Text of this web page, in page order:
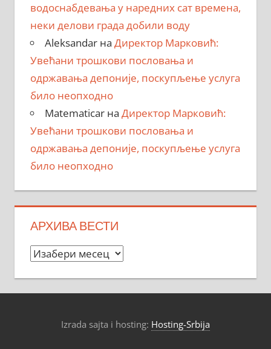
водоснабдевања у наредних сат времена,
неки делови града добили воду
Aleksandarна Директор Марковић:
Увећани трошкови пословања и
одржавања депоније, поскупљење услуга
било неопходно
Matematicarна Директор Марковић:
Увећани трошкови пословања и
одржавања депоније, поскупљење услуга
било неопходно
АРХИВА ВЕСТИ
Архива
Izrada sajta i hosting: Hosting-Srbija